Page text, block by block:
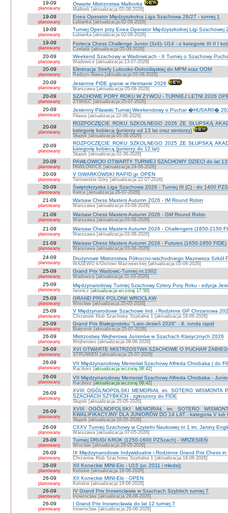
19-09
planowany
Otwarte Mistrzostwa Malborka
Malbork [aktualizacja:05-08-2026]
19-09
planowany
Enea Operator Międzyszkolna Liga Szachowa 26/27 - turniej 1
Łubianka [aktualizacja:02-08-2026]
19-09
planowany
Turniej Open przy Enea Operator Międzyszkolnej Ligi Szachowej
Łubianka [aktualizacja:02-08-2026]
19-09
planowany
Forteca Chess Challenge Junior (3z4)- U14 - o kategorie III II I
Czeladź [aktualizacja:05-08-2026]
20-09
planowany
Weekend Szachowy w Wadowicach - X Turniej o Szachowy
Wadowice [aktualizacja:13-07-2026]
20-09
planowany
Eliminacje Strefy Lubusko-Dolnośląskiej do MPM oraz OOM
Radzyn-Sława [aktualizacja:03-08-2026]
20-09
planowany
Jesienne FIDE granie w Hetmanie 2026
Warszawa [aktualizacja:05-08-2026]
20-09
planowany
SZACHOWE PORY ROKU W ŻYWCU - TURNIEJ LETNI 2026
ŻYWIEC [aktualizacja:25-07-2026]
20-09
planowany
Jesienny Pilawski Turniej Weekendowy o Puchar �HUSARII�
Pilawa [aktualizacja:22-06-2026]
20-09
planowany
ROZPOCZĘCIE ROKU SZKOLNEGO 2026 ZE SŁUPSKĄ
kategorię kobiecą (juniorzy od 13 lat oraz seniorzy)
Słupsk [aktualizacja:05-08-2026]
20-09
planowany
ROZPOCZĘCIE ROKU SZKOLNEGO 2025 ZE SŁUPSKĄ
kategorię kobiecą (juniorzy do 12 lat)
Słupsk [aktualizacja:02-06-2026]
20-09
planowany
PAWŁOWICKI OTWARTY TURNIEJ SZACHOWY DZIECI do lat
PAWŁOWICE [aktualizacja:24-06-2026]
20-09
planowany
V GWARKOWSKI RAPID gr. OPEN
Tarnowskie Góry [aktualizacja:22-07-2026]
20-09
planowany
Świętokrzyska Liga Szachowa 2026 - Turniej III (C) - do 1400
Kielce [aktualizacja:26-07-2026]
21-09
planowany
Warsaw Chess Masters Autumn 2026 - IM Round Robin
Warszawa [aktualizacja:03-08-2026]
21-09
planowany
Warsaw Chess Masters Autumn 2026 - GM Round Robin
Warszawa [aktualizacja:03-08-2026]
21-09
planowany
Warsaw Chess Masters Autumn 2026 - Challengers (1850-2150
Warszawa [aktualizacja:03-08-2026]
21-09
planowany
Warsaw Chess Masters Autumn 2026 - Futures (1650-1950 FIDE)
Warszawa [aktualizacja:03-08-2026]
24-09
planowany
Drużynowe Mistrzostwa Północno-wschodniego Mazowsza Szkół
WĄSEWO k/Ostrowi Mazowieckiej [aktualizacja:05-08-2026]
25-09
planowany
Grand Prix Wadowic-Turniej nr.1002
Wadowice [aktualizacja:31-03-2026]
25-09
planowany
Międzynarodowy Turniej Szachowy Cztery Pory Roku - edycja
Iwonicz [aktualizacja:wczoraj 17:50]
25-09
planowany
GRAND PRIX POLONII WROCŁAW
Wrocław [aktualizacja:25-05-2026]
25-09
planowany
V Międzynarodowe Szachowe Ind. i Rodzinne GP Chrzanowa
Chrzanów Klub Szachowy Szpitalna 1 [aktualizacja:18-06-2026]
25-09
planowany
Grand Prix Białegostoku "Lato-Jesień 2026" - 8. runda rapid
Białystok [aktualizacja:25-07-2026]
26-09
planowany
Mistrzostwa Wejherowa Juniorów w Szachach Klasycznych 2026
Wejherowo [aktualizacja:09-06-2026]
26-09
planowany
XVI OTWARTE MISTRZOSTWA SZACHOWE O PUCHAR
STRUMIEŃ [aktualizacja:25-07-2026]
26-09
planowany
VII Międzynarodowy Memoriał Szachowy Alfreda Chrobaka ( do
Racibórz [aktualizacja:wczoraj 08:42]
26-09
planowany
VII Międzynarodowy Memoriał Szachowy Alfreda Chrobaka -
Racibórz [aktualizacja:wczoraj 08:42]
26-09
planowany
XVIII OGÓLNOPOLSKI MEMORIAŁ im. SOTERO WISMONTA
SZACHACH SZYBKICH - zgłoszony do FIDE
Słupsk [aktualizacja:25-05-2026]
26-09
planowany
XVIII OGÓLNOPOLSKI MEMORIAŁ im. SOTERO
KWALIFIKACYJNY DLA JUNIORÓW DO 14 LAT - kategoria V
Słupsk [aktualizacja:16-05-2026]
26-09
planowany
CXXV Turniej Szachowy w Czytelni Naukowej nr 1 im. Janiny
Warszawa [aktualizacja:07-05-2026]
26-09
planowany
Turniej DRUGI KROK (1250-1600 PZSzach) - WRZESIEŃ
Wrocław [aktualizacja:28-05-2026]
26-09
planowany
IX Międzynarodowe Indywidualne i Rodzinne Grand Prix Chess
Chrzanów Klub Szachowy Szpitalna 1 [aktualizacja:18-06-2026]
26-09
planowany
XII Koneckie MINI-Elo - U15 (ur. 2011 i młodsi)
Końskie [aktualizacja:19-06-2026]
26-09
planowany
XII Koneckie MINI-Elo - OPEN
Końskie [aktualizacja:19-06-2026]
26-09
planowany
IV Grand Prix Inowrocławia w Szachach Szybkich turniej 7
Inowrocław [aktualizacja:28-06-2026]
26-09
planowany
I Grand Prix Inowrocławia do lat 12 turniej 7
Inowrocław [aktualizacja:28-06-2026]